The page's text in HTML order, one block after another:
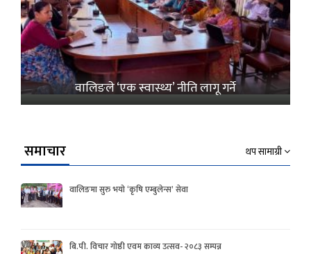
वालिङले ‘एक स्वास्थ्य’ नीति लागू गर्ने
समाचार थप सामाग्री
वालिङमा सुरु भयो ‘कृषि एम्बुलेन्स’ सेवा
बि.पी. विचार गोष्ठी एवम काव्य उत्सव- २०८३ सम्पन्न